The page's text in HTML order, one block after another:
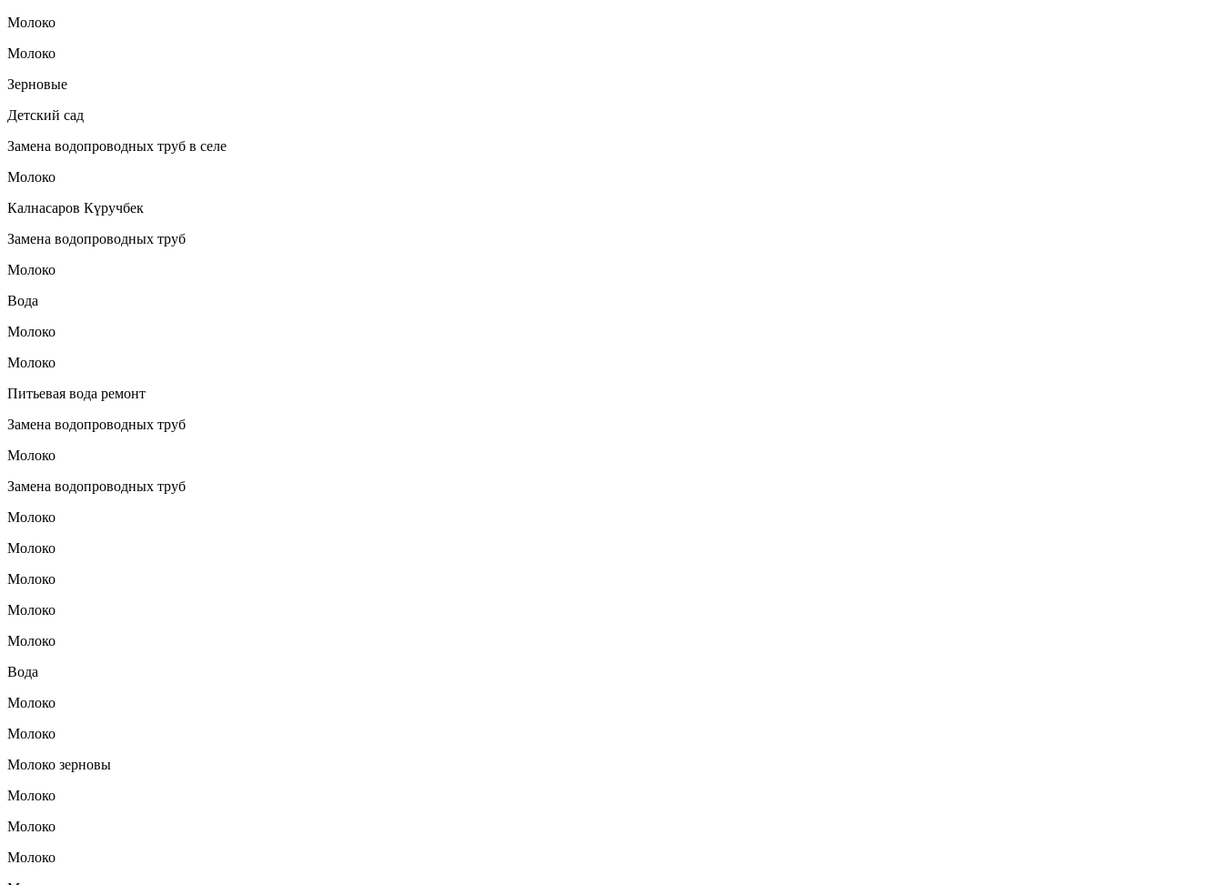
Молоко
Молоко
Зерновые
Детский сад
Замена водопроводных труб в селе
Молоко
Калнасаров Күручбек
Замена водопроводных труб
Молоко
Вода
Молоко
Молоко
Питьевая вода ремонт
Замена водопроводных труб
Молоко
Замена водопроводных труб
Молоко
Молоко
Молоко
Молоко
Молоко
Вода
Молоко
Молоко
Молоко зерновы
Молоко
Молоко
Молоко